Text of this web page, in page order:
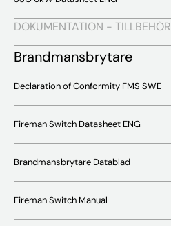
DOKUMENTATION - TILLBEHÖR
Brandmansbrytare
Declaration of Conformity FMS SWE
Fireman Switch Datasheet ENG
Brandmansbrytare Datablad
Fireman Switch Manual